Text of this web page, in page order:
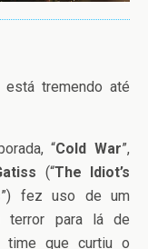
tremendo até
“Cold War”,
(“The Idiot’s
”) fez uso de um
terror para lá de
time que curtiu o